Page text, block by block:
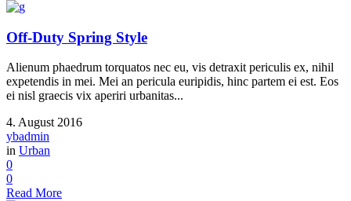
Off-Duty Spring Style
Alienum phaedrum torquatos nec eu, vis detraxit periculis ex, nihil
expetendis in mei. Mei an pericula euripidis, hinc partem ei est. Eos
ei nisl graecis vix aperiri urbanitas...
4. August 2016
ybadmin
in Urban
0
0
Read More